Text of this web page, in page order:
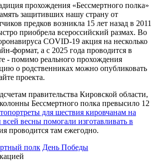
прохождения «Бессмертного полка»
защитивших нашу страну от
предков возникла 15 лет назад в 2011
приобрела всероссийский размах. Во
COVID-19 акция на несколько
формат, а с 2025 года проводится в
- помимо реального прохождения
о родственниках можно опубликовать
проекта.
правительства Кировской области,
Бессмертного полка превысило 12
для шествия кировчанам на
весны помогали изготавливать в
проводится там ежегодно.
полк День Победы